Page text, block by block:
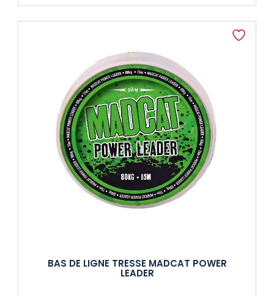
BAS DE LIGNE TRESSE MADCAT POWER
LEADER